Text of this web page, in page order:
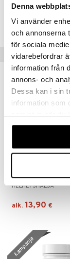
Denna
Vi använder
och annonserna
för sociala
vidarebefordrar
information från
annons- och
Dessa kan i sin
information som
våra cookies vid
Tuotenumero
HOM10-Y9-90
Saatavana useana
MagnesiumOptimal
HELHETSHÄLSA
alk. 13,90 €
kampanja